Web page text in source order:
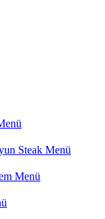
Steak Menü
Menü